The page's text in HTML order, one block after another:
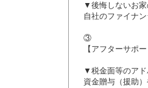
▼後悔しないお家
自社のファイナ
③
【アフターサポー
▼税金面等のア
資金贈与（援助